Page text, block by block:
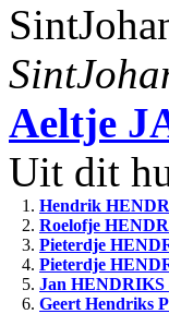
Aeltje
Uit dit
1. Hendrik
2. Roelofje
3. Pieterdje
4. Pieterdje
5. Jan HENDRIKS
6. Geert Hendriks